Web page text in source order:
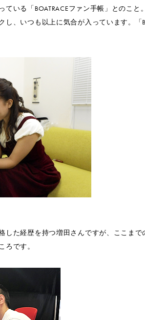
いる「BOATRACEファン手帳」とのこと。
し、いつも以上に気合が入っています。「
した経歴を持つ増田さんですが、ここま
ろです。